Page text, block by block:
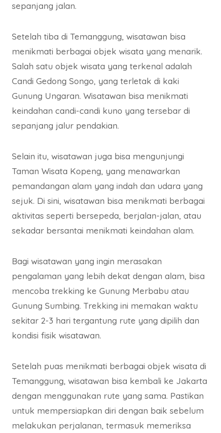
sepanjang jalan.
Setelah tiba di Temanggung, wisatawan bisa
menikmati berbagai objek wisata yang menarik.
Salah satu objek wisata yang terkenal adalah
Candi Gedong Songo, yang terletak di kaki
Gunung Ungaran. Wisatawan bisa menikmati
keindahan candi-candi kuno yang tersebar di
sepanjang jalur pendakian.
Selain itu, wisatawan juga bisa mengunjungi
Taman Wisata Kopeng, yang menawarkan
pemandangan alam yang indah dan udara yang
sejuk. Di sini, wisatawan bisa menikmati berbagai
aktivitas seperti bersepeda, berjalan-jalan, atau
sekadar bersantai menikmati keindahan alam.
Bagi wisatawan yang ingin merasakan
pengalaman yang lebih dekat dengan alam, bisa
mencoba trekking ke Gunung Merbabu atau
Gunung Sumbing. Trekking ini memakan waktu
sekitar 2-3 hari tergantung rute yang dipilih dan
kondisi fisik wisatawan.
Setelah puas menikmati berbagai objek wisata di
Temanggung, wisatawan bisa kembali ke Jakarta
dengan menggunakan rute yang sama. Pastikan
untuk mempersiapkan diri dengan baik sebelum
melakukan perjalanan, termasuk memeriksa